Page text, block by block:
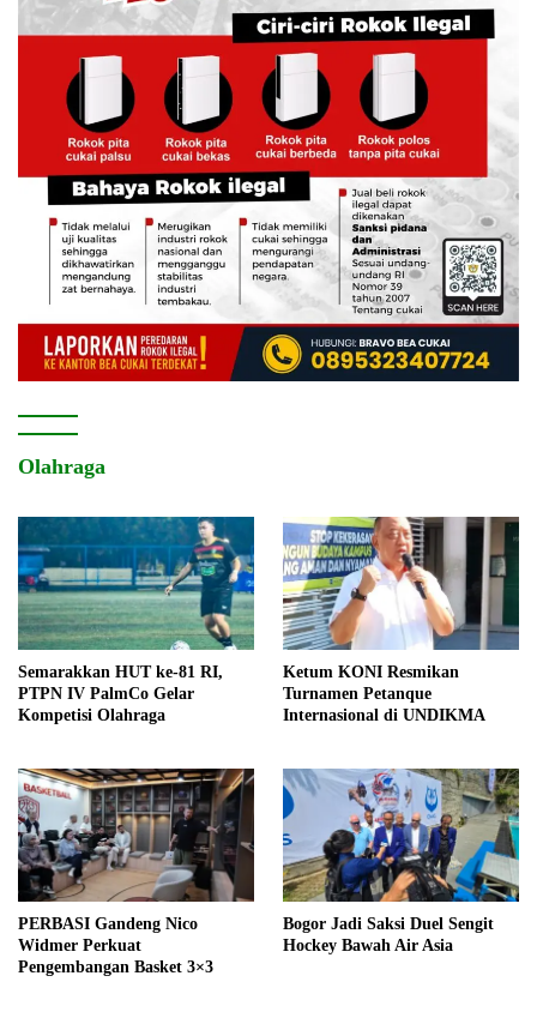
Olahraga
Semarakkan HUT ke-81 RI,
PTPN IV PalmCo Gelar
Kompetisi Olahraga
Ketum KONI Resmikan
Turnamen Petanque
Internasional di UNDIKMA
PERBASI Gandeng Nico
Widmer Perkuat
Pengembangan Basket 3×3
Bogor Jadi Saksi Duel Sengit
Hockey Bawah Air Asia